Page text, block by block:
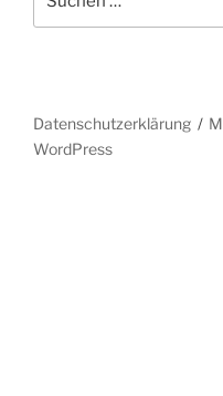
nach:
Datenschutzerklärung
WordPress